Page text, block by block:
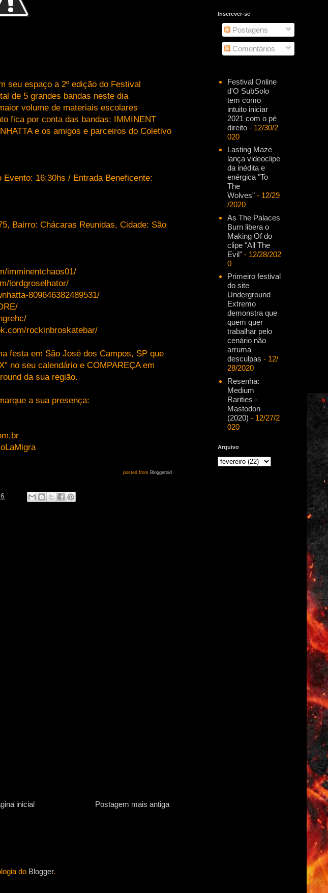
seu espaço a 2º edição do Festival
de 5 grandes bandas neste dia
volume de materiais escolares
fica por conta das bandas: IMMINENT
e os amigos e parceiros do Coletivo
16:30hs / Entrada Beneficente:
Bairro: Chácaras Reunidas, Cidade: São
imminentchaos01/
lordgroselhator/
809646382489531/
rockinbroskatebar/
festa em São José dos Campos, SP que
no seu calendário e COMPAREÇA em
da sua região.
a sua presença:
posted from Bloggeroid
Postagem mais antiga
inicial
Inscrever-se
Postagens
Comentários
Festival Online
d'O SubSolo
tem como
intuito iniciar
2021 com o pé
direito- 12/30/2
020
Lasting Maze
lança videoclipe
da inédita e
enérgica "To
The
Wolves"- 12/29
/2020
As The Palaces
Burn libera o
Making Of do
clipe "All The
Evil"- 12/28/202
0
Primeiro festival
do site
Underground
Extremo
demonstra que
quem quer
trabalhar pelo
cenário não
arruma
desculpas - 12/
28/2020
Resenha:
Medium
Rarities -
Mastodon
(2020) - 12/27/2
020
Arquivo
do Blogger.